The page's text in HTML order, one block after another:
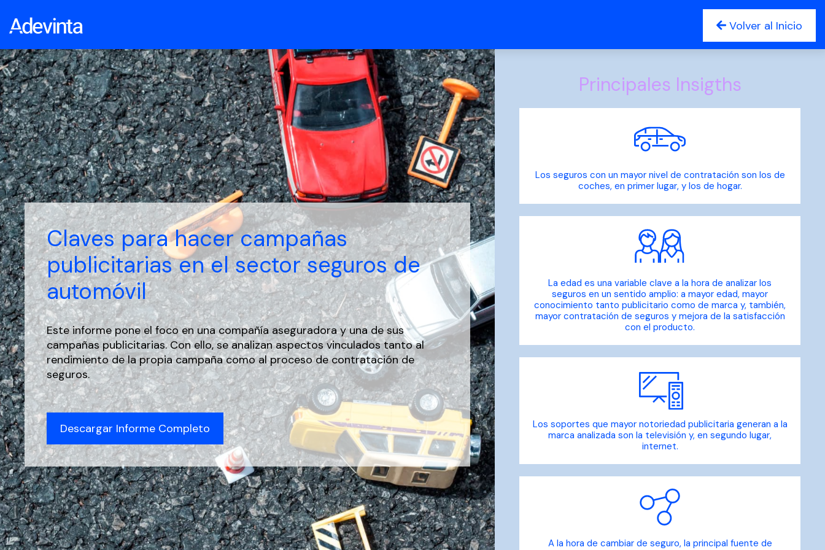
Volver al Inicio
Claves para hacer campañas
publicitarias en el sector seguros de
automóvil
Este informe pone el foco en una compañía aseguradora y una de sus
campañas publicitarias. Con ello, se analizan aspectos vinculados tanto al
rendimiento de la propia campaña como al proceso de contratación de
seguros.
Descargar Informe Completo
Principales Insigths
Los seguros con un mayor nivel de contratación son los de
coches, en primer lugar, y los de hogar.
La edad es una variable clave a la hora de analizar los
seguros en un sentido amplio: a mayor edad, mayor
conocimiento tanto publicitario como de marca y, también,
mayor contratación de seguros y mejora de la satisfacción
con el producto.
Los soportes que mayor notoriedad publicitaria generan a la
marca analizada son la televisión y, en segundo lugar,
internet.
A la hora de cambiar de seguro, la principal fuente de